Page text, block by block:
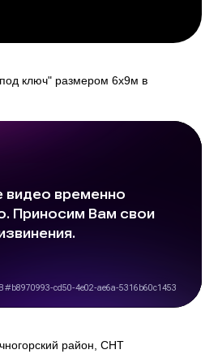
ключ" размером 6х9м в
район, СНТ